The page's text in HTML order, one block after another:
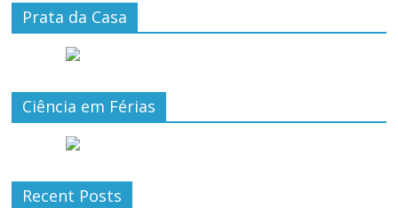
Prata da Casa
Ciência em Férias
Recent Posts